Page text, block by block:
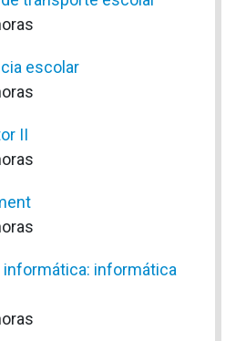
escolar
II
informática